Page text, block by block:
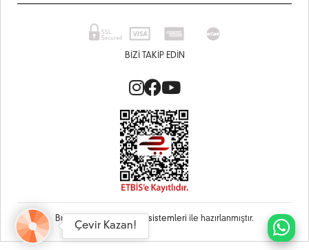
BIZI TAKIP EDIN
Bu site Vikaon E-Ticaret sistemleri ile hazırlanmıştır.
Çevir Kazan!